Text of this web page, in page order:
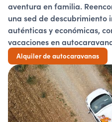
aventura en familia.
una sed de
auténticas y económicas,
vacaciones en
Alquiler de autocaravanas